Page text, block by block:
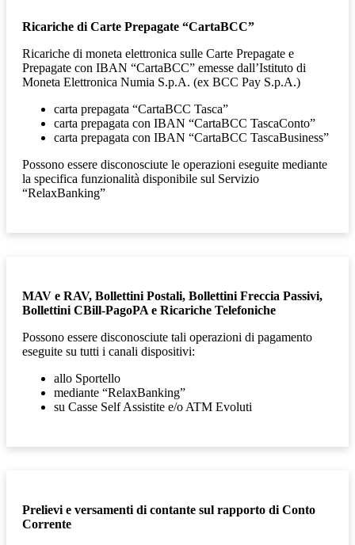
Ricariche di Carte Prepagate “CartaBCC”
Ricariche di moneta elettronica sulle Carte Prepagate e
Prepagate con IBAN “CartaBCC” emesse dall’Istituto di
Moneta Elettronica Numia S.p.A. (ex BCC Pay S.p.A.)
carta prepagata “CartaBCC Tasca”
carta prepagata con IBAN “CartaBCC TascaConto”
carta prepagata con IBAN “CartaBCC TascaBusiness”
Possono essere disconosciute le operazioni eseguite mediante
la specifica funzionalità disponibile sul Servizio
“RelaxBanking”
MAV e RAV, Bollettini Postali, Bollettini Freccia Passivi,
Bollettini CBill-PagoPA e Ricariche Telefoniche
Possono essere disconosciute tali operazioni di pagamento
eseguite su tutti i canali dispositivi:
allo Sportello
mediante “RelaxBanking”
su Casse Self Assistite e/o ATM Evoluti
Prelievi e versamenti di contante sul rapporto di Conto
Corrente